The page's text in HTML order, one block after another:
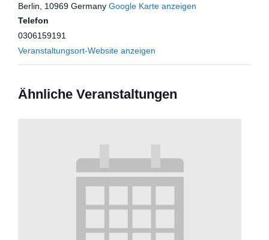
Berlin
10969 Germany Google Karte anzeigen
Telefon
0306159191
Veranstaltungsort-Website anzeigen
Ähnliche Veranstaltungen